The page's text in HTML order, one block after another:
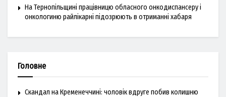
На Тернопільщині працівницю обласного онкодиспансеру і
онкологиню райлікарні підозрюють в отриманні хабаря
Головне
Скандал на Кременеччині: чоловік вдруге побив колишню